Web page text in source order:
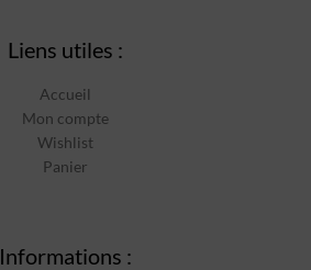
Liens utiles :
Accueil
Mon compte
Wishlist
Panier
Informations :